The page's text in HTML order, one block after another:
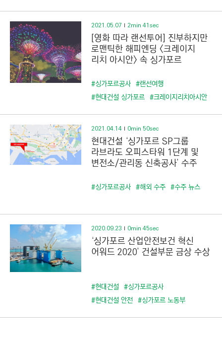
2021.05.07 2min 41sec
[영화 따라 랜선투어] 진부하지만
로맨틱한 해피엔딩 <크레이지
리치 아시안> 속 싱가포르
#싱가포르공사 #랜선여행
#현대건설 싱가포르 #크레이지리치아시안
2021.04.14 0min 50sec
현대건설 ‘싱가포르 SP그룹
라브라도 오피스타워 1단계 및
변전소/관리동 신축공사’ 수주
#싱가포르공사 #해외 수주 #수주 뉴스
2020.09.23 0min 45sec
‘싱가포르 산업안전보건 혁신
어워드 2020’ 건설부문 금상 수상
#현대건설 #싱가포르공사
#현대건설 안전 #싱가포르 노동부